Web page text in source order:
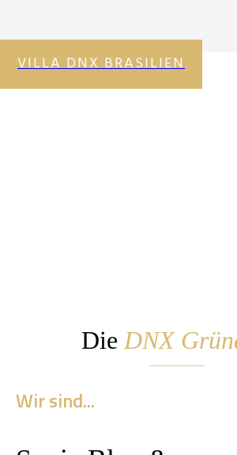
VILLA DNX BRASILIEN
Die DNX
Wir sind...